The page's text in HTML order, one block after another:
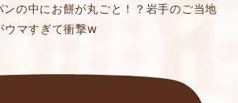
の中にお餅が丸ごと！？岩手のご当地
ウマすぎて衝撃w